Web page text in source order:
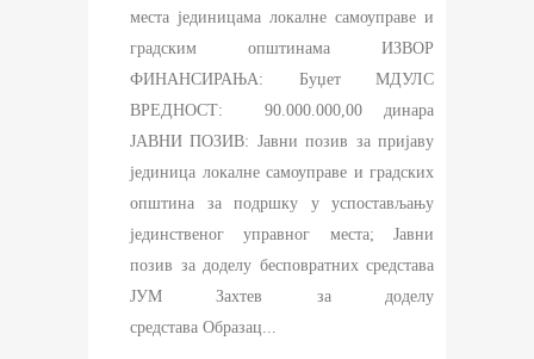
места јединицама локалне самоуправе и
градским општинама ИЗВОР
ФИНАНСИРАЊА: Буџет МДУЛС
ВРЕДНОСТ: 90.000.000,00 динара
ЈАВНИ ПОЗИВ: Jавни позив за пријаву
јединица локалне самоуправе и градских
општина за подршку у успостављању
јединственог управног места; Јавни
позив за доделу бесповратних средстава
ЈУМ Захтев за доделу
средстава Образац...